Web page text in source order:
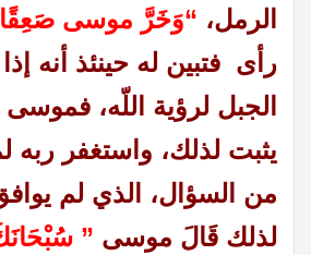
الرمل، “وَخَرَّ موسى
رأى فتبين له حينئذ أنه
الجبل لرؤية اللّه،
يثبت لذلك، واستغفر ربه
من السؤال، الذي لم
لذلك قَالَ موسى ”